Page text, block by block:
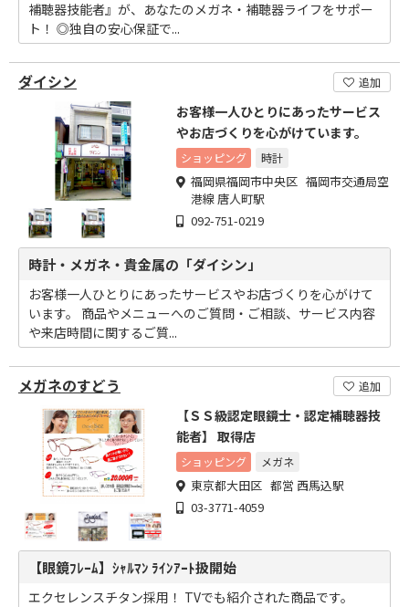
補聴器技能者』が、あなたのメガネ・補聴器ライフをサポー
ト！ ◎独自の安心保証で...
ダイシン 追加
お客様一人ひとりにあったサービス
やお店づくりを心がけています。
ショッピング 時計
福岡県福岡市中央区 福岡市交通局空
港線 唐人町駅
092-751-0219
時計・メガネ・貴金属の「ダイシン」
お客様一人ひとりにあったサービスやお店づくりを心がけて
います。 商品やメニューへのご質問・ご相談、サービス内容
や来店時間に関するご質...
メガネのすどう 追加
【ＳＳ級認定眼鏡士・認定補聴器技
能者】 取得店
ショッピング メガネ
東京都大田区 都営 西馬込駅
03-3771-4059
【眼鏡ﾌﾚｰﾑ】ｼｬﾙﾏﾝ ﾗｲﾝｱｰﾄ扱開始
エクセレンスチタン採用！ TVでも紹介された商品です。